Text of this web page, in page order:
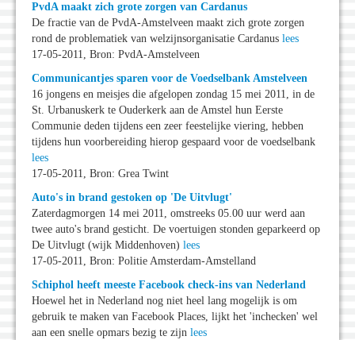
PvdA maakt zich grote zorgen van Cardanus
De fractie van de PvdA-Amstelveen maakt zich grote zorgen
rond de problematiek van welzijnsorganisatie Cardanus lees
17-05-2011, Bron: PvdA-Amstelveen
Communicantjes sparen voor de Voedselbank Amstelveen
16 jongens en meisjes die afgelopen zondag 15 mei 2011, in de
St. Urbanuskerk te Ouderkerk aan de Amstel hun Eerste
Communie deden tijdens een zeer feestelijke viering, hebben
tijdens hun voorbereiding hierop gespaard voor de voedselbank
lees
17-05-2011, Bron: Grea Twint
Auto's in brand gestoken op 'De Uitvlugt'
Zaterdagmorgen 14 mei 2011, omstreeks 05.00 uur werd aan
twee auto's brand gesticht. De voertuigen stonden geparkeerd op
De Uitvlugt (wijk Middenhoven) lees
17-05-2011, Bron: Politie Amsterdam-Amstelland
Schiphol heeft meeste Facebook check-ins van Nederland
Hoewel het in Nederland nog niet heel lang mogelijk is om
gebruik te maken van Facebook Places, lijkt het 'inchecken' wel
aan een snelle opmars bezig te zijn lees